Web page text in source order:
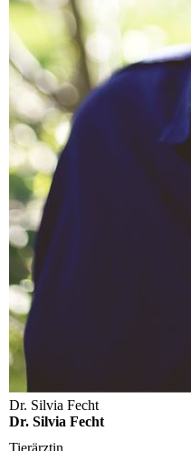
Dr. Silvia Fecht
Dr. Silvia Fecht
Tierärztin